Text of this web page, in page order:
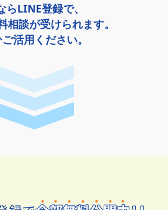
らLINE登録で、
相談が受けられます。
活用ください。